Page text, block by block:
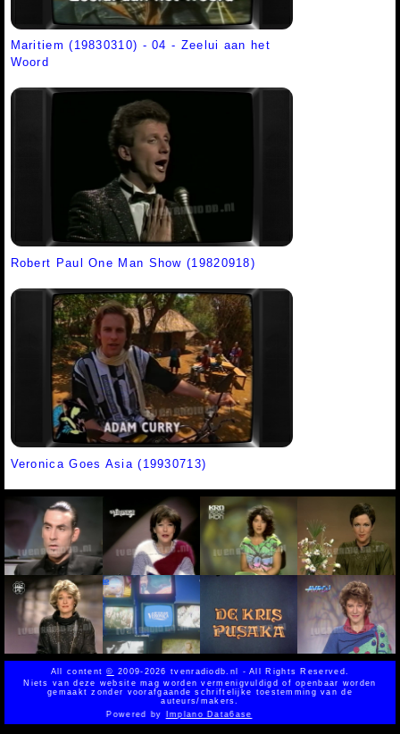
Maritiem (19830310) - 04 - Zeelui aan het
Woord
Robert Paul One Man Show (19820918)
Veronica Goes Asia (19930713)
All content© 2009-2026 tvenradiodb.nl - All Rights Reserved.
Niets van deze website mag worden vermenigvuldigd of openbaar worden
gemaakt zonder voorafgaande schriftelijke toestemming van de
auteurs/makers.
Powered byImplano Data6ase